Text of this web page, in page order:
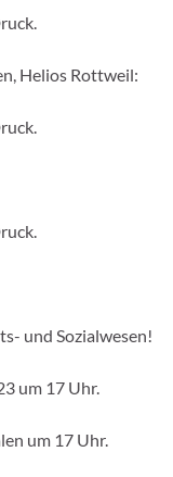
Helios Rottweil:
und Sozialwesen!
um 17 Uhr.
um 17 Uhr.